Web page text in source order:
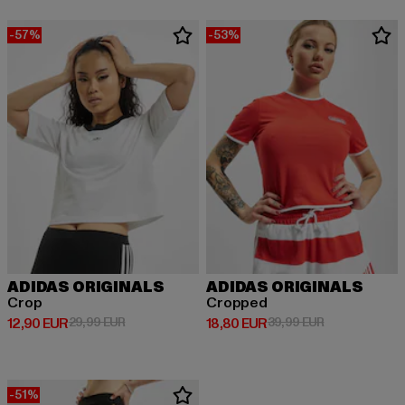
-57%
ADIDAS ORIGINALS
Crop
12,90 EUR
Derzeitiger Preis: 12,90 EUR
29,99 EURAktionspreis: 29,99 EUR
-53%
ADIDAS ORIGINALS
Cropped
18,80 EUR
Derzeitiger Preis: 18,80 EUR
39,99 EURAktionspreis:
-51%